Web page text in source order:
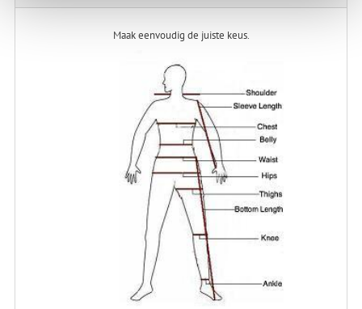
Maak eenvoudig de juiste keus.